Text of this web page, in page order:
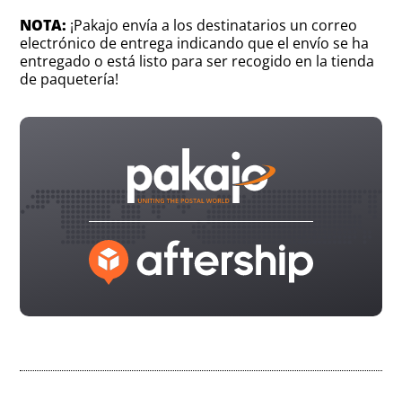
NOTA: ¡Pakajo envía a los destinatarios un correo
electrónico de entrega indicando que el envío se ha
entregado o está listo para ser recogido en la tienda
de paquetería!